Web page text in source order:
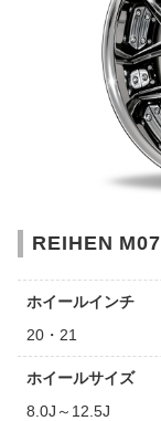
REIHEN M07
ホイールインチ
20・21
ホイールサイズ
8.0J～12.5J